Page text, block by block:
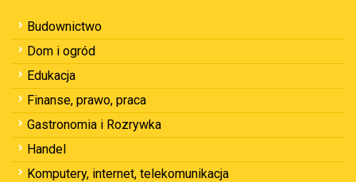
Budownictwo
Dom i ogród
Edukacja
Finanse, prawo, praca
Gastronomia i Rozrywka
Handel
Komputery, internet, telekomunikacja